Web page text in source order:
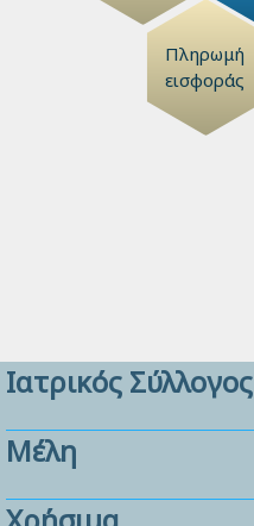
Πληρωμή
εισφοράς
Ιατρικός Σύλλογος
Μέλη